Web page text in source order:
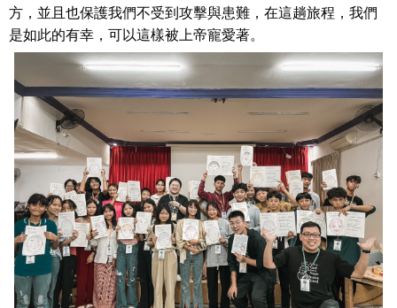
方，並且也保護我們不受到攻擊與患難，在這趟旅程，我們
是如此的有幸，可以這樣被上帝寵愛著。